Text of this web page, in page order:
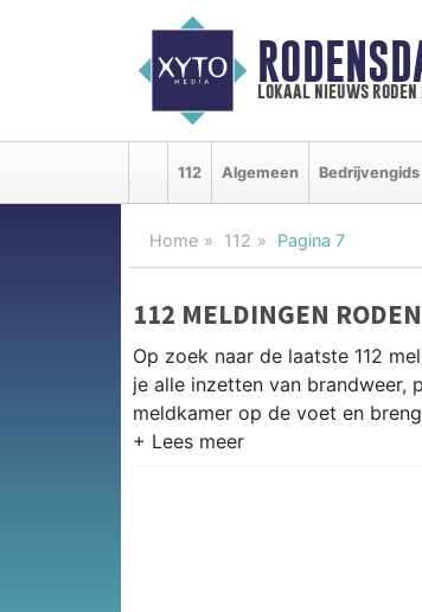
lokaal nieuws roden
112 Algemeen Bedrijvengids
Home 112 Pagina 7
112 MELDINGEN
Op zoek naar de laatste 112
je alle inzetten van brandweer,
meldkamer op de voet en
Van incidenten op de N372
andere dorpen in de